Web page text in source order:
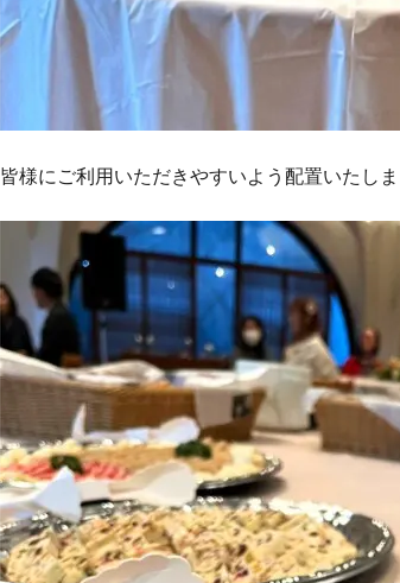
皆様にご利用いただきやすいよう配置いたし